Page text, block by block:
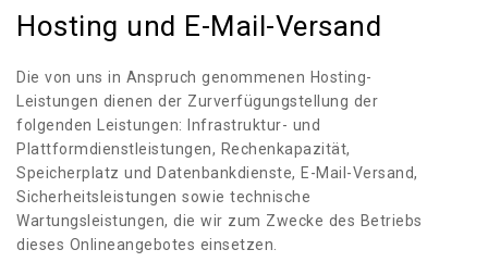
Hosting und E-Mail-Versand
Die von uns in Anspruch genommenen Hosting-
Leistungen dienen der Zurverfügungstellung der
folgenden Leistungen: Infrastruktur- und
Plattformdienstleistungen, Rechenkapazität,
Speicherplatz und Datenbankdienste, E-Mail-Versand,
Sicherheitsleistungen sowie technische
Wartungsleistungen, die wir zum Zwecke des Betriebs
dieses Onlineangebotes einsetzen.